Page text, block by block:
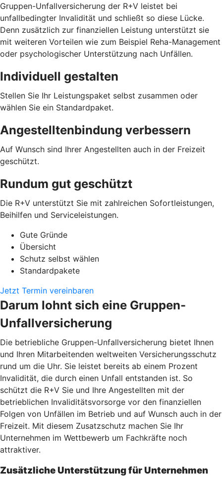
Gruppen-Unfallversicherung der R+V leistet bei
unfallbedingter Invalidität und schließt so diese Lücke.
Denn zusätzlich zur finanziellen Leistung unterstützt sie
mit weiteren Vorteilen wie zum Beispiel Reha-Management
oder psychologischer Unterstützung nach Unfällen.
Individuell gestalten
Stellen Sie Ihr Leistungspaket selbst zusammen oder
wählen Sie ein Standardpaket.
Angestelltenbindung verbessern
Auf Wunsch sind Ihrer Angestellten auch in der Freizeit
geschützt.
Rundum gut geschützt
Die R+V unterstützt Sie mit zahlreichen Sofortleistungen,
Beihilfen und Serviceleistungen.
Gute Gründe
Übersicht
Schutz selbst wählen
Standardpakete
Jetzt Termin vereinbaren
Darum lohnt sich eine Gruppen-
Unfallversicherung
Die betriebliche Gruppen-Unfallversicherung bietet Ihnen
und Ihren Mitarbeitenden weltweiten Versicherungsschutz
rund um die Uhr. Sie leistet bereits ab einem Prozent
Invalidität, die durch einen Unfall entstanden ist. So
schützt die R+V Sie und Ihre Angestellten mit der
betrieblichen Invaliditätsvorsorge vor den finanziellen
Folgen von Unfällen im Betrieb und auf Wunsch auch in der
Freizeit. Mit diesem Zusatzschutz machen Sie Ihr
Unternehmen im Wettbewerb um Fachkräfte noch
attraktiver.
Zusätzliche Unterstützung für Unternehmen